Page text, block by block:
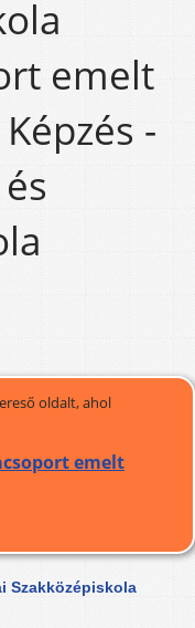
emelt
-
oldalt, ahol
emelt
Szakközépiskola